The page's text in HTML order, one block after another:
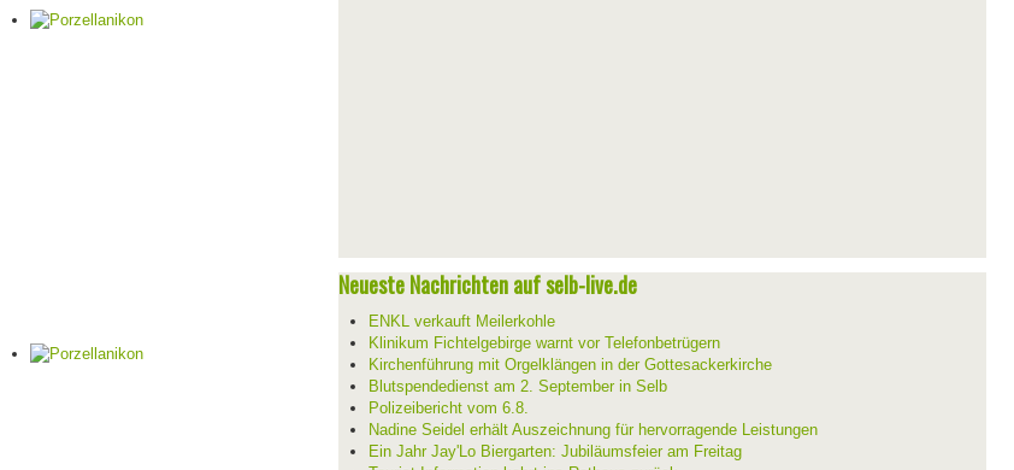
Neueste Nachrichten auf selb-live.de
ENKL verkauft Meilerkohle
Klinikum Fichtelgebirge warnt vor Telefonbetrügern
Kirchenführung mit Orgelklängen in der Gottesackerkirche
Blutspendedienst am 2. September in Selb
Polizeibericht vom 6.8.
Nadine Seidel erhält Auszeichnung für hervorragende Leistungen
Ein Jahr Jay'Lo Biergarten: Jubiläumsfeier am Freitag